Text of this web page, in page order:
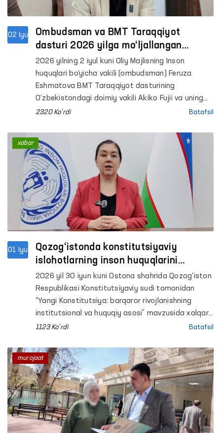
ishtirok etdi.
02 Iyu
Ombudsman va BMT Taraqqiyot
dasturi 2026 yilga mo‘ljallangan
qo‘shma ish rejasini muhokama qildi
2026 yilning 2 iyul kuni Oliy Majlisning Inson
huquqlari bo‘yicha vakili (ombudsman) Feruza
Eshmatova BMT Taraqqiyot dasturining
O‘zbekistondagi doimiy vakili Akiko Fujii va uning
o‘rinbosari bilan uchrashdi.
2320 Ko'rdi Batafsil
01 Iyu
Qozog‘istonda konstitutsiyaviy
islohotlarning inson huquqlarini
ta’minlashdagi ahamiyati muhokama
qilindi
2026 yil 30 iyun kuni Ostona shahrida Qozog‘iston
Respublikasi Konstitutsiyaviy sudi tomonidan
“Yangi Konstitutsiya: barqaror rivojlanishning
institutsional va huquqiy asosi” mavzusida xalqaro
ilmiy-amaliy konferensiya o‘tkazildi.
1123 Ko'rdi Batafsil
xabar
murojaat